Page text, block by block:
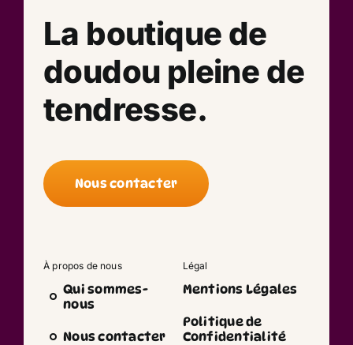
La boutique de
doudou pleine de
tendresse.
Nous contacter
À propos de nous
Qui sommes-
nous
Nous contacter
Légal
Mentions Légales
Politique de
Confidentialité